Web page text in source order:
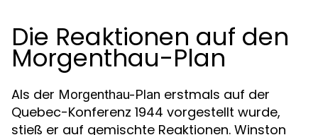
Die Reaktionen auf den
Morgenthau-Plan
Als der Morgenthau-Plan erstmals auf der
Quebec-Konferenz 1944 vorgestellt wurde,
stieß er auf gemischte Reaktionen. Winston